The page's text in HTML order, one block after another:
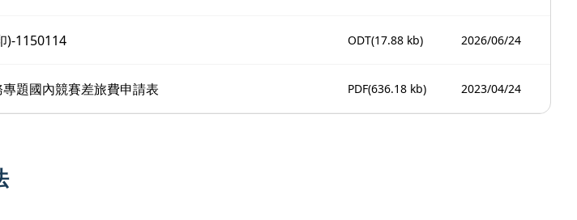
)-1150114 ODT(17.88 kb) 2026/06/24
題國內競賽差旅費申請表 PDF(636.18 kb) 2023/04/24